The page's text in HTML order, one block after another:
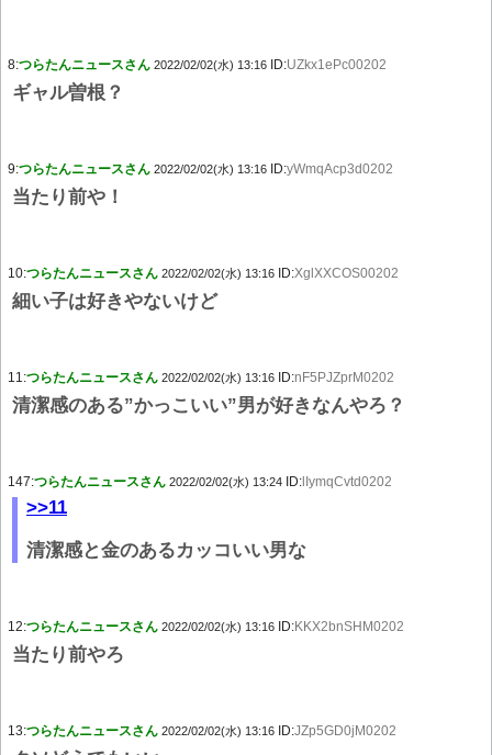
8:つらたんニュースさん 2022/02/02(水) 13:16 ID:UZkx1ePc00202
ギャル曽根？
9:つらたんニュースさん 2022/02/02(水) 13:16 ID:yWmqAcp3d0202
当たり前や！
10:つらたんニュースさん 2022/02/02(水) 13:16 ID:XglXXCOS00202
細い子は好きやないけど
11:つらたんニュースさん 2022/02/02(水) 13:16 ID:nF5PJZprM0202
清潔感のある”かっこいい”男が好きなんやろ？
147:つらたんニュースさん 2022/02/02(水) 13:24 ID: lIymqCvtd0202
>>11
清潔感と金のあるカッコいい男な
12:つらたんニュースさん 2022/02/02(水) 13:16 ID:KKX2bnSHM0202
当たり前やろ
13:つらたんニュースさん 2022/02/02(水) 13:16 ID:JZp5GD0jM0202